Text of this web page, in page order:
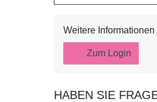
Weitere
Zum Login
HABEN SIE